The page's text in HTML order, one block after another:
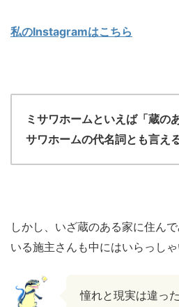
私のInstagramはこちら
ミサワホームといえば「蔵の
サワホームの代名詞とも言え
しかし、いざ蔵のある家に住ん
いる施主さんも中にはいらっしゃ
憧れと現実は違っ